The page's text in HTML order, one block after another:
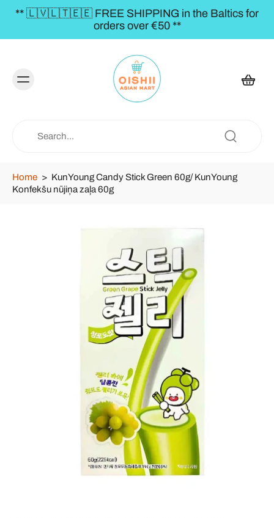
** 🇱🇻🇱🇹🇪🇪 FREE SHIPPING in the Baltics for
orders over €50 **
Home > KunYoung Candy Stick Green 60g/ KunYoung
Konfekšu nūjiņa zaļa 60g